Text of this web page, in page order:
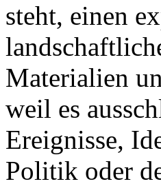
steht, einen
Materialien
weil es
Ereignisse,
Politik oder